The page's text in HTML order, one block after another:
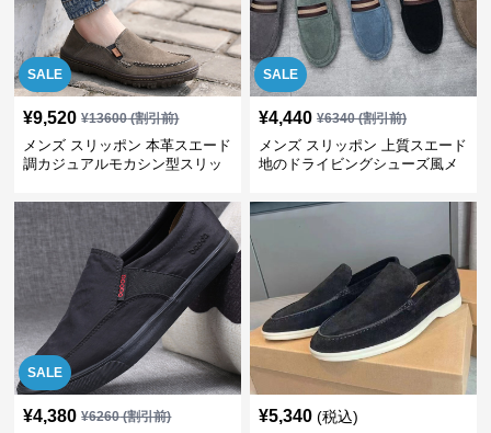
SALE
¥9,520 ¥13600(割引前)
メンズ スリッポン 本革スエード
調カジュアルモカシン型スリッ
SALE
¥4,440 ¥6340(割引前)
メンズ スリッポン 上質スエード
地のドライビングシューズ風メ
SALE
¥4,380 ¥6260(割引前) ¥5,340 (税込)